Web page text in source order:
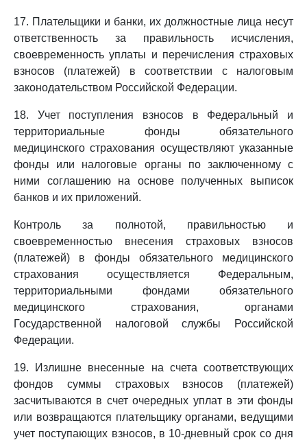
17. Плательщики и банки, их должностные лица несут
ответственность за правильность исчисления,
своевременность уплаты и перечисления страховых
взносов (платежей) в соответствии с налоговым
законодательством Российской Федерации.
18. Учет поступления взносов в Федеральный и
территориальные фонды обязательного
медицинского страхования осуществляют указанные
фонды или налоговые органы по заключенному с
ними соглашению на основе полученных выписок
банков и их приложений.
Контроль за полнотой, правильностью и
своевременностью внесения страховых взносов
(платежей) в фонды обязательного медицинского
страхования осуществляется Федеральным,
территориальными фондами обязательного
медицинского страхования, органами
Государственной налоговой службы Российской
Федерации.
19. Излишне внесенные на счета соответствующих
фондов суммы страховых взносов (платежей)
засчитываются в счет очередных уплат в эти фонды
или возвращаются плательщику органами, ведущими
учет поступающих взносов, в 10-дневный срок со дня